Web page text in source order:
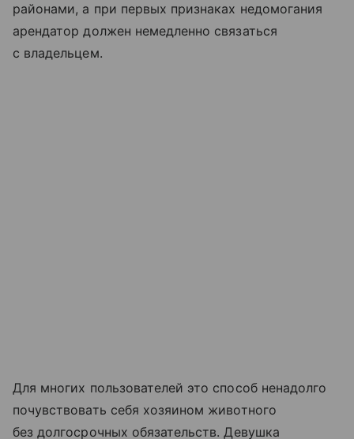
районами, а при первых признаках недомогания
арендатор должен немедленно связаться
с владельцем.
Для многих пользователей это способ ненадолго
почувствовать себя хозяином животного
без долгосрочных обязательств. Девушка